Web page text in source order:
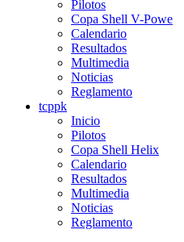
Pilotos
Copa Shell V-Powe
Calendario
Resultados
Multimedia
Noticias
Reglamento
tcppk
Inicio
Pilotos
Copa Shell Helix
Calendario
Resultados
Multimedia
Noticias
Reglamento